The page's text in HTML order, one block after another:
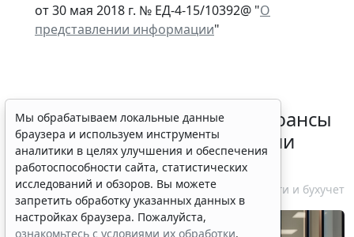
от 30 мая 2018 г. № ЕД-4-15/10392@ "О
представлении информации"
Резидентам РФ указали на нюансы
информирования об открытии
счетов за границей
6 августа 2026 18:27 Налоги и бухучет
Мы обрабатываем локальные данные
браузера и используем инструменты
аналитики в целях улучшения и обеспечения
работоспособности сайта, статистических
исследований и обзоров. Вы можете
запретить обработку указанных данных в
настройках браузера. Пожалуйста,
ознакомьтесь с условиями их обработки.